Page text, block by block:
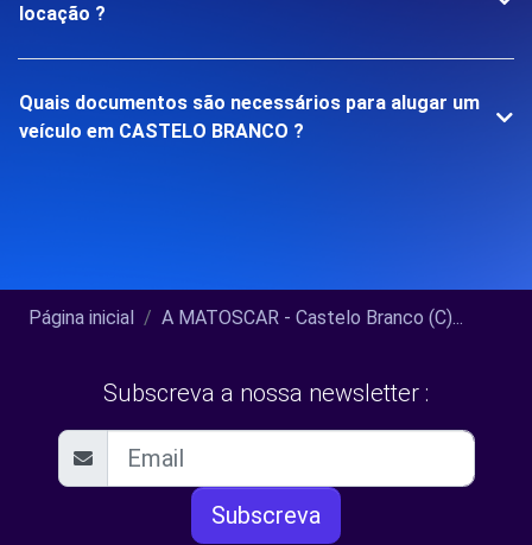
locação ?
Quais documentos são necessários para alugar um
veículo em CASTELO BRANCO ?
Página inicial A MATOSCAR - Castelo Branco (C)...
Subscreva a nossa newsletter :
Subscreva